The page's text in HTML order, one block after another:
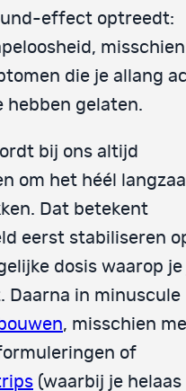
effect optreedt:
die je allang
hebben gelaten.
bij ons altijd
om het héél
Dat betekent
eerst stabiliseren
dosis waarop je
Daarna in minuscule
, misschien
of
(waarbij je helaas